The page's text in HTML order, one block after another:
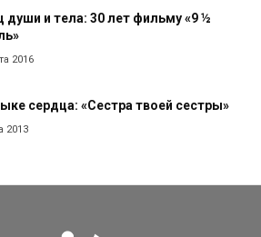
души и тела: 30 лет фильму «9 ½
2016
сердца: «Сестра твоей сестры»
2013